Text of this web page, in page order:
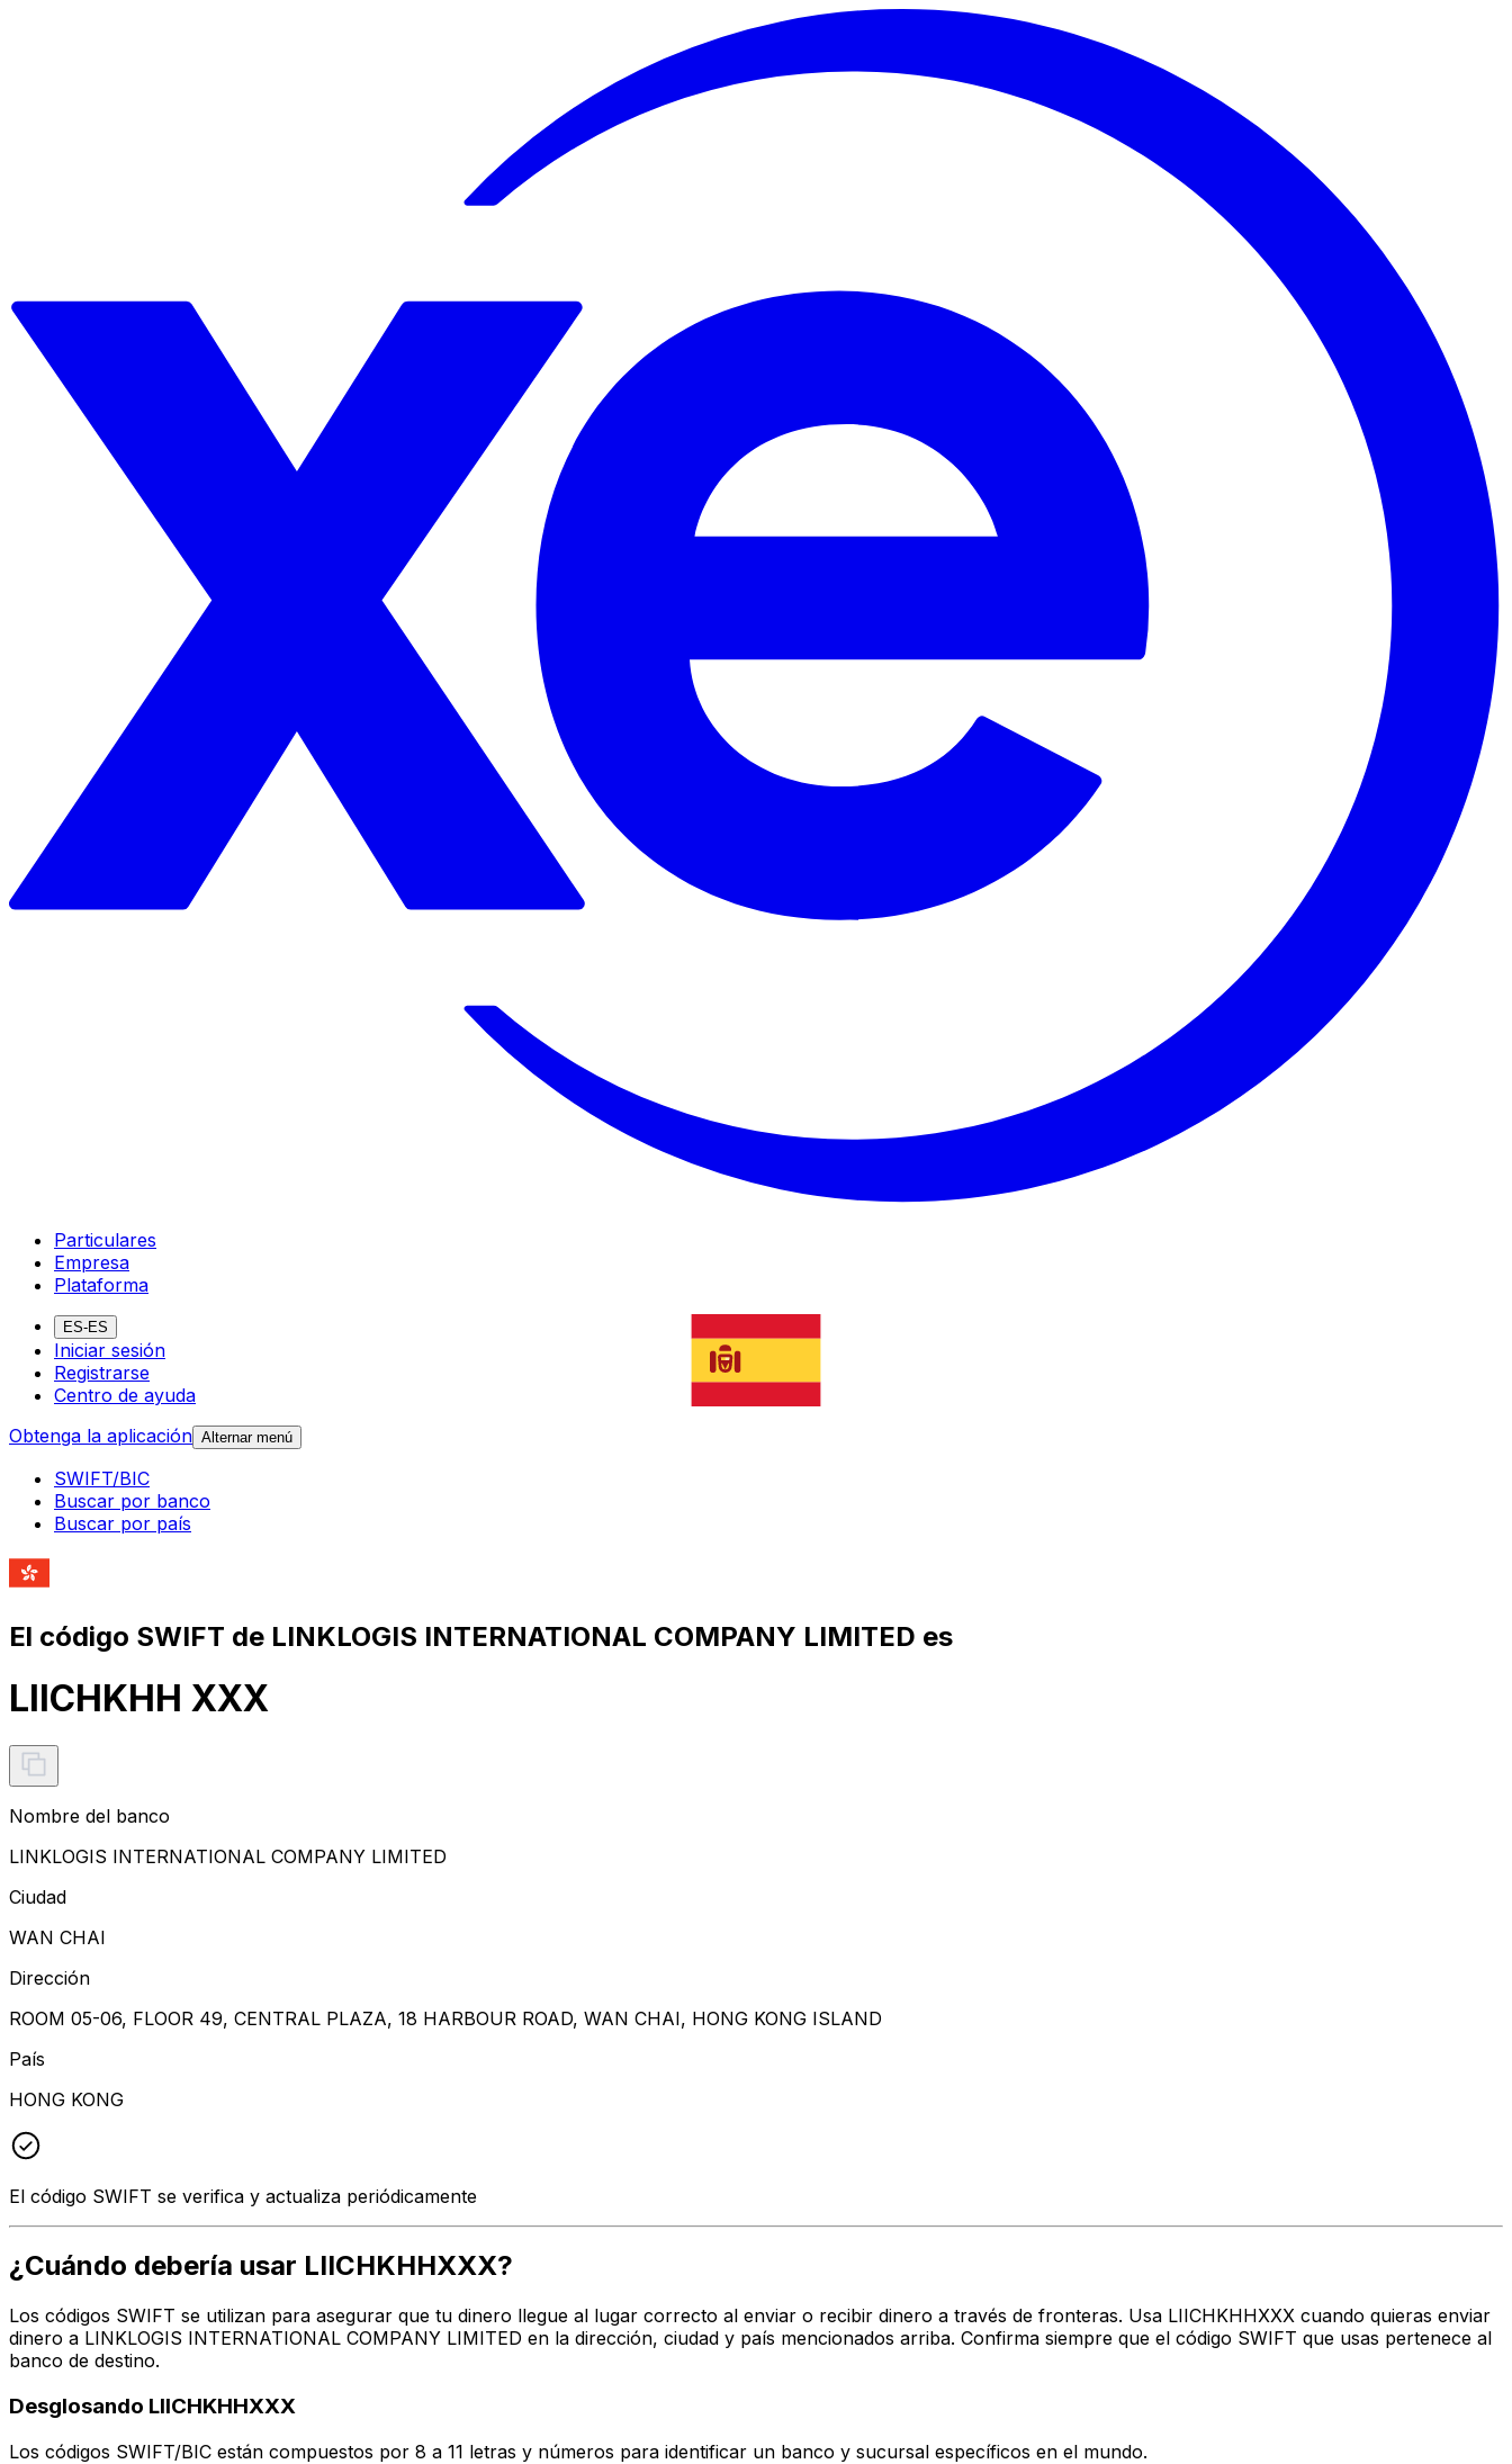
Particulares
Empresa
Plataforma
ES-ES
Iniciar sesión
Registrarse
Centro de ayuda
Obtenga la aplicación Alternar menú
SWIFT/BIC
Buscar por banco
Buscar por país
El código SWIFT de LINKLOGIS INTERNATIONAL COMPANY LIMITED es
LIICHKHH XXX
Nombre del banco
LINKLOGIS INTERNATIONAL COMPANY LIMITED
Ciudad
WAN CHAI
Dirección
ROOM 05-06, FLOOR 49, CENTRAL PLAZA, 18 HARBOUR ROAD, WAN CHAI, HONG KONG ISLAND
País
HONG KONG
El código SWIFT se verifica y actualiza periódicamente
¿Cuándo debería usar LIICHKHHXXX?
Los códigos SWIFT se utilizan para asegurar que tu dinero llegue al lugar correcto al enviar o recibir dinero a través de fronteras. Usa LIICHKHHXXX cuando quieras enviar
dinero a LINKLOGIS INTERNATIONAL COMPANY LIMITED en la dirección, ciudad y país mencionados arriba. Confirma siempre que el código SWIFT que usas pertenece al
banco de destino.
Desglosando LIICHKHHXXX
Los códigos SWIFT/BIC están compuestos por 8 a 11 letras y números para identificar un banco y sucursal específicos en el mundo.